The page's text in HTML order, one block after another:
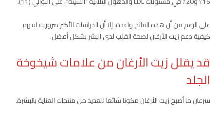
على الرغم من أن هذه النتائج واعدة، إلا أن الدراسات الأكبر ضرورية لفهم
كيفية دعم زيت الأرغان لصحة القلب لدى البشر بشكل أفضل.
قد يقلل زيت الأرغان من علامات شيخوخة
الجلد
سرعان ما أصبح زيت الأرغان مكونا شائعا للعديد من منتجات العناية بالبشرة.